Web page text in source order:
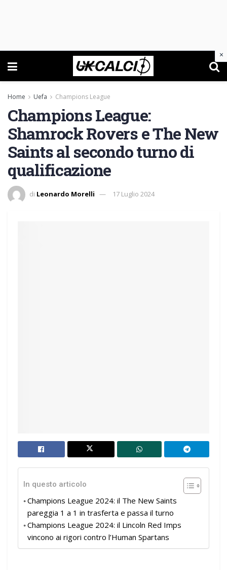
Home Uefa Champions League
Champions League:
Shamrock Rovers e The New
Saints al secondo turno di
qualificazione
di Leonardo Morelli 17 Luglio 2024
In questo articolo
Champions League 2024: il The New Saints
pareggia 1 a 1 in trasferta e passa il turno
Champions League 2024: il Lincoln Red Imps
vincono ai rigori contro l’Human Spartans
×